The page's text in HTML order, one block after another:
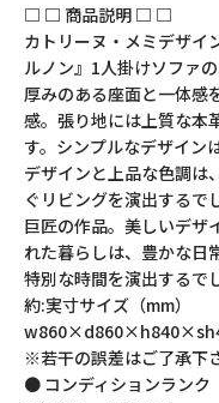
□ □ 商品説明 □ □
カトリーヌ・メミデザイ
ルノン』1人掛けソファ
厚みのある座面と一体感
感。張り地には上質な本
す。シンプルなデザイン
デザインと上品な色調は
ぐリビングを演出するで
巨匠の作品。美しいデザ
れた暮らしは、豊かな日
特別な時間を演出するで
約:実寸サイズ（mm）
※若干の誤差はご了承下
● コンディションランク